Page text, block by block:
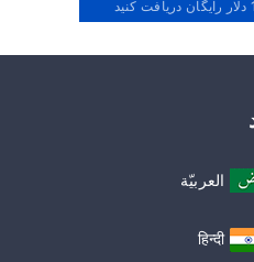
العربيّة
हिन्दी